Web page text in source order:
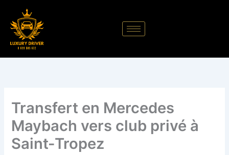
contenu
Transfert en Mercedes
Maybach vers club privé à
Saint-Tropez